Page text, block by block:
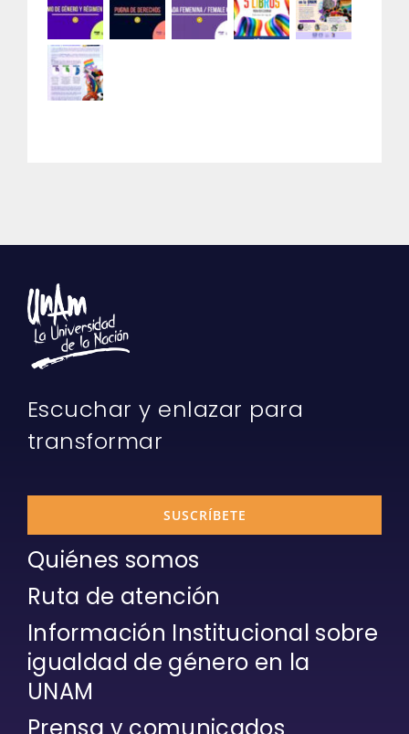
Escuchar y enlazar para
transformar
SUSCRÍBETE
Quiénes somos
Ruta de atención
Información Institucional sobre
igualdad de género en la
UNAM
Prensa y comunicados